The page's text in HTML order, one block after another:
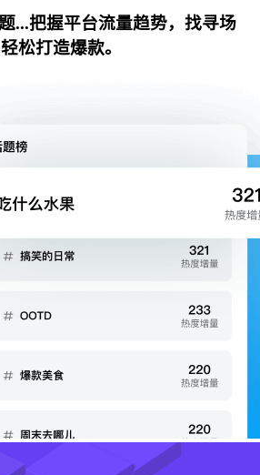
...把握平台流量趋势，找寻场
松打造爆款。